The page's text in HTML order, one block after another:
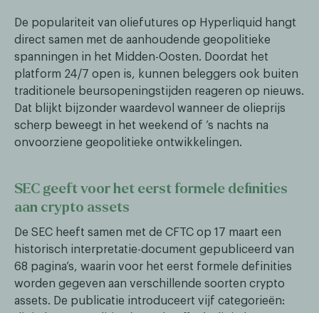
De populariteit van oliefutures op Hyperliquid hangt
direct samen met de aanhoudende geopolitieke
spanningen in het Midden-Oosten. Doordat het
platform 24/7 open is, kunnen beleggers ook buiten
traditionele beursopeningstijden reageren op nieuws.
Dat blijkt bijzonder waardevol wanneer de olieprijs
scherp beweegt in het weekend of ’s nachts na
onvoorziene geopolitieke ontwikkelingen.
SEC geeft voor het eerst formele definities
aan crypto assets
De SEC heeft samen met de CFTC op 17 maart een
historisch interpretatie-document gepubliceerd van
68 pagina’s, waarin voor het eerst formele definities
worden gegeven aan verschillende soorten crypto
assets. De publicatie introduceert vijf categorieën: